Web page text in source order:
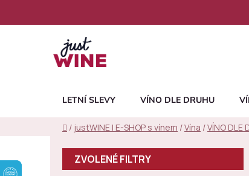
LETNÍ SLEVY VÍNO DLE DRUHU
Domů
/ justWINE | E-SHOP s vínem /Vína /VÍNO DLE